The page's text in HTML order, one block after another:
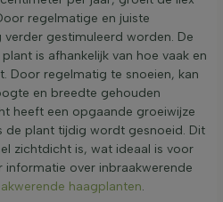
regelmatige en juiste
gestimuleerd worden. De
is afhankelijk van hoe vaak en
Door regelmatig te snoeien, kan
en breedte gehouden
heeft een opgaande groeiwijze
de plant tijdig wordt gesnoeid. Dit
zichtdicht is, wat ideaal is voor
informatie over inbraakwerende
haagplanten.